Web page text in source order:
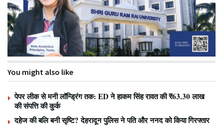
You might also like
पेपर लीक से मनी लॉन्ड्रिंग तक: ED ने हाकम सिंह रावत की ₹63.30 लाख
की संपत्ति की कुर्क
दहेज की बलि बनी सृष्टि? देहरादून पुलिस ने पति और ननद को किया गिरफ्तार